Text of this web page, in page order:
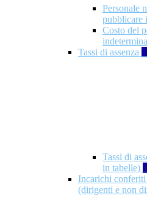
Personale
pubblicare
Costo del
Tassi di assenza
Tassi di
in tabelle)
Incarichi
(dirigenti e non